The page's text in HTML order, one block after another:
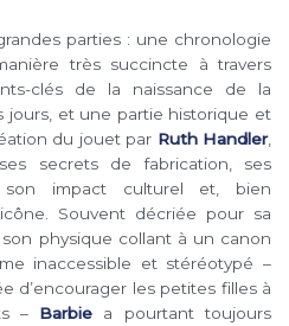
parties : une chronologie
très succincte à travers
clés de la naissance de la
jours, et une partie historique et
du jouet par Ruth Handler,
secrets de fabrication, ses
son impact culturel et, bien
Souvent décriée pour sa
physique collant à un canon
inaccessible et stéréotypé –
d’encourager les petites filles à
– Barbie a pourtant toujours